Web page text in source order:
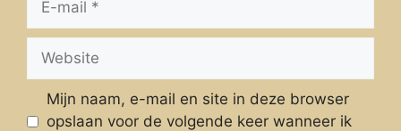
mail
Mijn naam, e-mail en site in deze browser
opslaan voor de volgende keer wanneer ik